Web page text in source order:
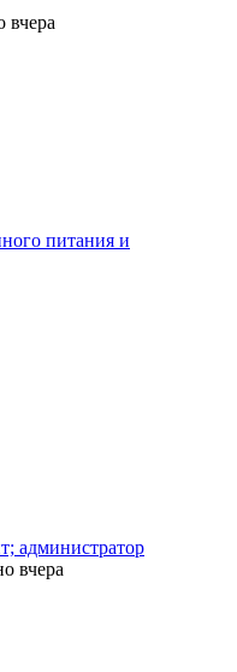
вчера
питания и
администратор
вчера